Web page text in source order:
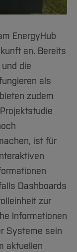
EnergyHub
an. Bereits
die
als
zudem
ist für
Dashboards
zur
Informationen
Systeme sein
aktuellen